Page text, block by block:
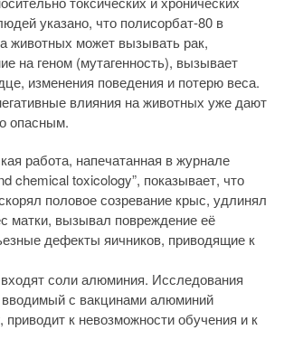
указано, что полисорбат-80 в
животных может вызывать рак,
на геном (мутагенность), вызывает
изменения поведения и потерю веса.
влияния на животных уже дают
опасным.
работа, напечатанная в журнале
chemical toxicology”, показывает, что
половое созревание крыс, удлинял
матки, вызывал повреждение её
дефекты яичников, приводящие к
соли алюминия. Исследования
с вакцинами алюминий
приводит к невозможности обучения и к